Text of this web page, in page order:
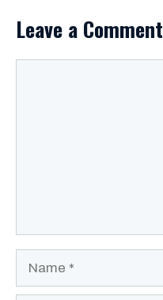
Leave a Comment